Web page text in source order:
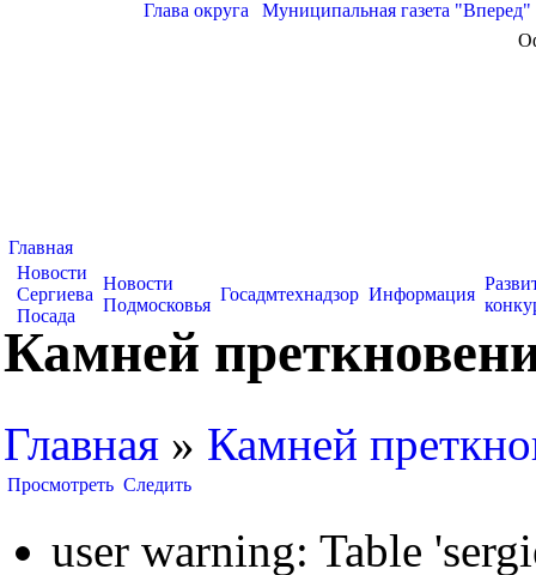
Глава округа Муниципальная газета "Вперед"
Главная
Новости
Сергиева
Посада
Новости
Подмосковья
Госадмтехнадзор Информация
Камней
Главная » Камней
Просмотреть Следить
user warning: Table